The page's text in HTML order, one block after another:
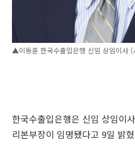
▲이동훈 한국수출입은행 신임 상임이사 (
한국수출입은행은 신임 상임이
리본부장이 임명됐다고 9일 밝